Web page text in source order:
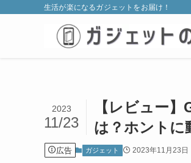
生活が楽になるガジェットをお届け！
【レビュー
は？ホントに
2023
11/23
広告 ガジェット 2023年11月23日